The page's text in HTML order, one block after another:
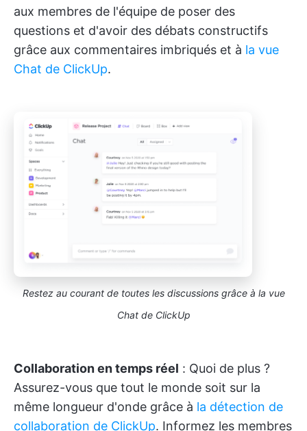
aux membres de l'équipe de poser des
questions et d'avoir des débats constructifs
grâce aux commentaires imbriqués et à la vue
Chat de ClickUp.
Restez au courant de toutes les discussions grâce à la vue
Chat de ClickUp
Collaboration en temps réel : Quoi de plus ?
Assurez-vous que tout le monde soit sur la
même longueur d'onde grâce à la détection de
collaboration de ClickUp. Informez les membres